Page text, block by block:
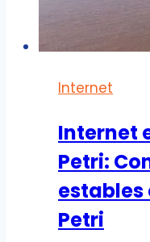
Internet
Internet
Petri:
estables
Petri